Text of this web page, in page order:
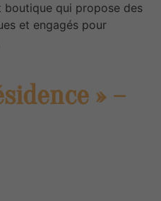
boutique qui propose des
et engagés pour
» –